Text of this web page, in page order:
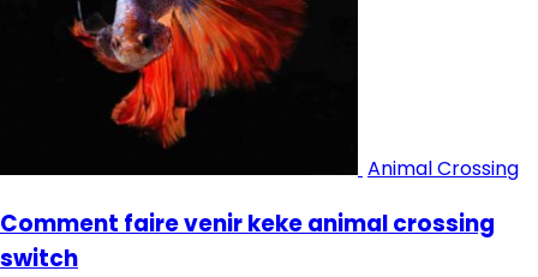
Animal Crossing
Comment faire venir keke animal crossing
switch